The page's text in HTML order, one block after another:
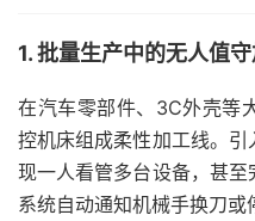
1. 批量生产中的无人值
在汽车零部件、3C外壳等
控机床组成柔性加工线。
现一人看管多台设备，甚至
系统自动通知机械手换刀或